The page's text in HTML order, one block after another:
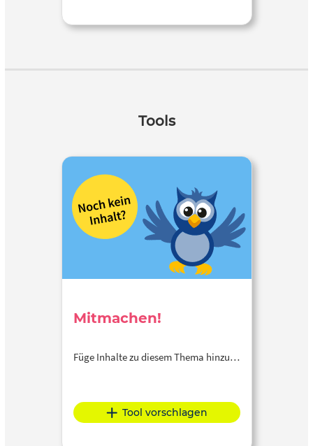
Tools
Mitmachen!
Füge Inhalte zu diesem Thema hinzu…
Tool vorschlagen